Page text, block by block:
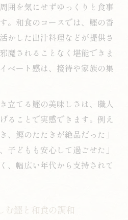
囲を気にせずゆっくりと食事
。和食のコースでは、鰹の香
かした出汁料理などが提供さ
魔されることなく堪能できま
ベート感は、接待や家族の集
立てる鰹の美味しさは、職人
ることで実感できます。例え
、鰹のたたきが絶品だった」
子どもも安心して過ごせた」
、幅広い年代から支持されて
む鰹と和食の調和